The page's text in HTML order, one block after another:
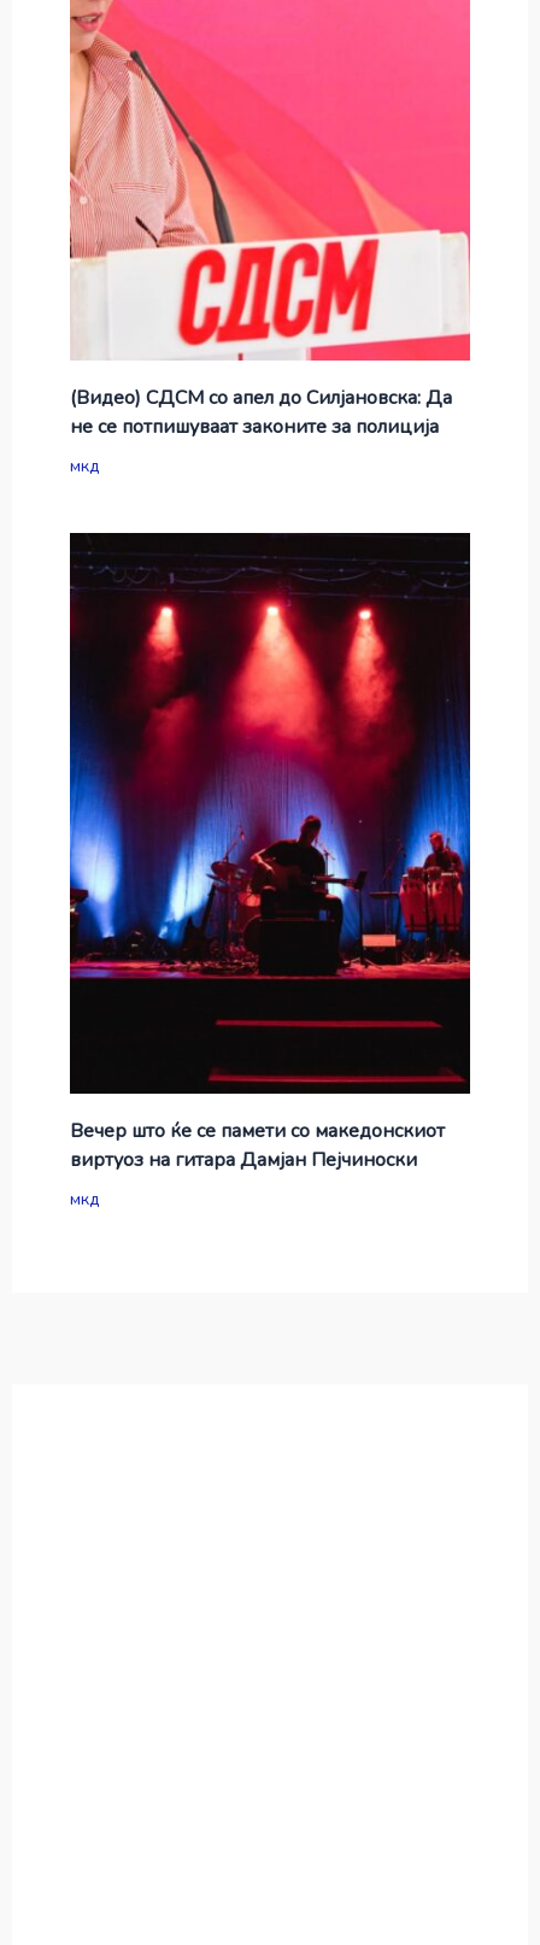
(Видео) СДСМ со апел до Силјановска: Да
не се потпишуваат законите за полиција
мкд
Вечер што ќе се памети со македонскиот
виртуоз на гитара Дамјан Пејчиноски
мкд